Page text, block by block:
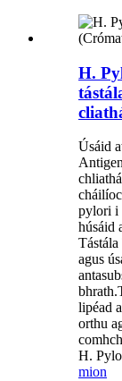
H.
Úsáid
pylori i
húsáid
agus
lipéad
orthu
H.
mion